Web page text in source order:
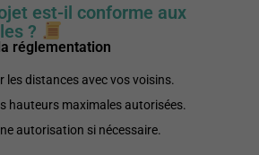
est-il conforme aux
?
réglementation
les distances avec vos voisins.
hauteurs maximales autorisées.
autorisation si nécessaire.